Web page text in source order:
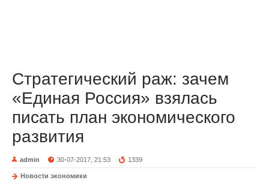
Стратегический раж: зачем
«Единая Россия» взялась
писать план экономического
развития
admin 30-07-2017, 21:53 1339
Новости экономики